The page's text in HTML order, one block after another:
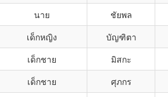
นาย ชัยพล
เด็กหญิง บัญฑิตา
เด็กชาย มิสกะ
เด็กชาย ศุภกร